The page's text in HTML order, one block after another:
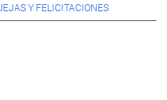
Y FELICITACIONES